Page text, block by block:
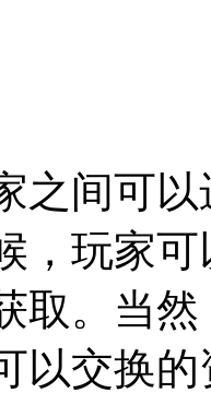
之间可
，玩家
取。当
以交换的